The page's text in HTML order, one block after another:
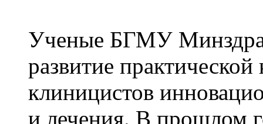
Ученые БГМУ
развитие
клиницистов
и лечения. В прошлом